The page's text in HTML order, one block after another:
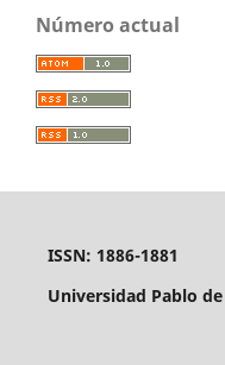
Número actual
ISSN: 1886-1881
Universidad Pablo